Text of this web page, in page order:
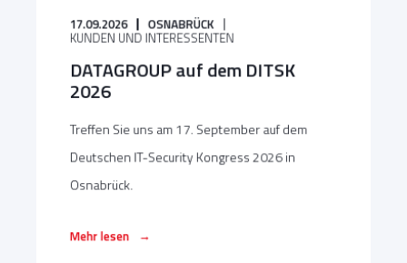
17.09.2026 OSNABRÜCK
KUNDEN UND INTERESSENTEN
DATAGROUP auf dem DITSK
2026
Treffen Sie uns am 17. September auf dem
Deutschen IT-Security Kongress 2026 in
Osnabrück.
Mehr lesen →